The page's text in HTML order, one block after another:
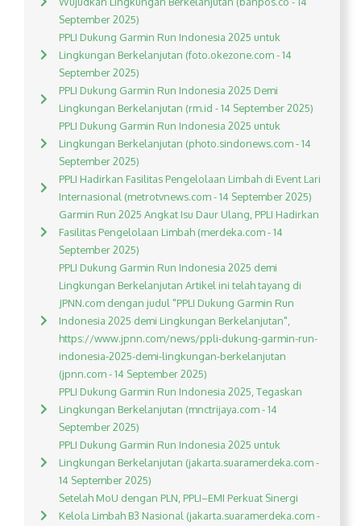
September 2025)
PPLI Dukung Garmin Run Indonesia 2025 untuk
Lingkungan Berkelanjutan (foto.okezone.com - 14
September 2025)
PPLI Dukung Garmin Run Indonesia 2025 Demi
Lingkungan Berkelanjutan (rm.id - 14 September 2025)
PPLI Dukung Garmin Run Indonesia 2025 untuk
Lingkungan Berkelanjutan (photo.sindonews.com - 14
September 2025)
PPLI Hadirkan Fasilitas Pengelolaan Limbah di Event Lari
Internasional (metrotvnews.com - 14 September 2025)
Garmin Run 2025 Angkat Isu Daur Ulang, PPLI Hadirkan
Fasilitas Pengelolaan Limbah (merdeka.com - 14
September 2025)
PPLI Dukung Garmin Run Indonesia 2025 demi
Lingkungan Berkelanjutan Artikel ini telah tayang di
JPNN.com dengan judul "PPLI Dukung Garmin Run
Indonesia 2025 demi Lingkungan Berkelanjutan",
https://www.jpnn.com/news/ppli-dukung-garmin-run-
indonesia-2025-demi-lingkungan-berkelanjutan
(jpnn.com - 14 September 2025)
PPLI Dukung Garmin Run Indonesia 2025, Tegaskan
Lingkungan Berkelanjutan (mnctrijaya.com - 14
September 2025)
PPLI Dukung Garmin Run Indonesia 2025 untuk
Lingkungan Berkelanjutan (jakarta.suaramerdeka.com -
14 September 2025)
Setelah MoU dengan PLN, PPLI–EMI Perkuat Sinergi
Kelola Limbah B3 Nasional (jakarta.suaramerdeka.com -